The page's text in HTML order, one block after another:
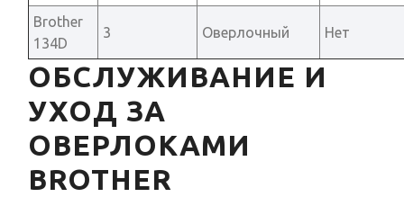
Brother
134D
3 Оверлочный Нет
ОБСЛУЖИВАНИЕ И
УХОД ЗА
ОВЕРЛОКАМИ
BROTHER